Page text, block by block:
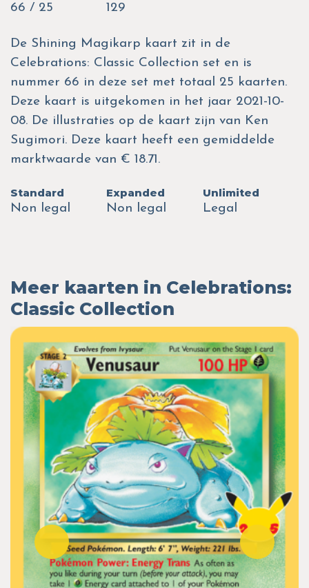
66 / 25
129
De Shining Magikarp kaart zit in de
Celebrations: Classic Collection set en is
nummer 66 in deze set met totaal 25 kaarten.
Deze kaart is uitgekomen in het jaar 2021-10-
08. De illustraties op de kaart zijn van Ken
Sugimori. Deze kaart heeft een gemiddelde
marktwaarde van € 18.71.
Standard
Non legal
Expanded
Non legal
Unlimited
Legal
Meer kaarten in Celebrations:
Classic Collection